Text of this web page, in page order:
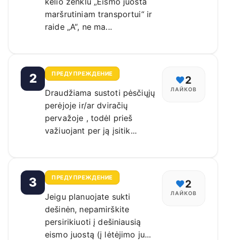
maršrutiniam transportui“ ir
raide „A“, ne ma...
2 ПРЕДУПРЕЖДЕНИЕ
Draudžiama sustoti pėsčiųjų
perėjoje ir/ar dviračių
pervažoje , todėl prieš
važiuojant per ją įsitik...
2
ЛАЙКОВ
3 ПРЕДУПРЕЖДЕНИЕ
Jeigu planuojate sukti
dešinėn, nepamirškite
persirikiuoti į dešiniausią
eismo juostą (į lėtėjimo ju...
2
ЛАЙКОВ